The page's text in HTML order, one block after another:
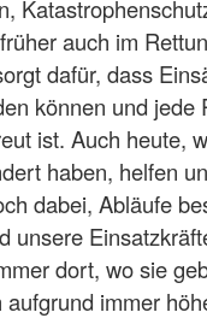
auch im
dafür, dass
können und jede
ist. Auch heute,
haben, helfen
dabei, Abläufe
unsere
dort, wo sie
immer